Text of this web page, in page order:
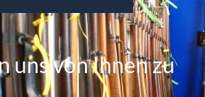
uns von Ihnen zu